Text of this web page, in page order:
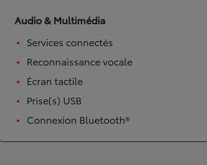
Audio & Multimédia
Services connectés
Reconnaissance vocale
Écran tactile
Prise(s) USB
Connexion Bluetooth®